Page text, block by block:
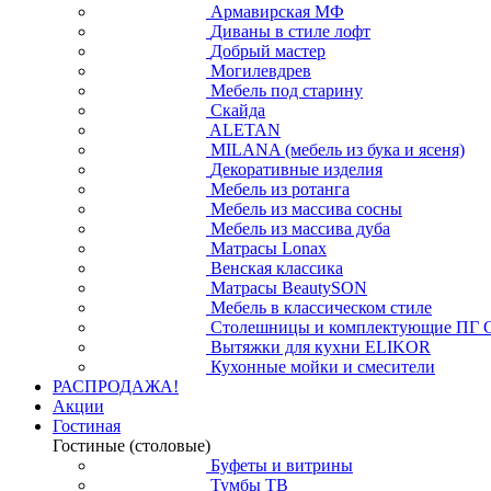
Армавирская МФ
Диваны в стиле лофт
Добрый мастер
Могилевдрев
Мебель под старину
Скайда
ALETAN
MILANA (мебель из бука и ясеня)
Декоративные изделия
Мебель из ротанга
Мебель из массива сосны
Мебель из массива дуба
Матрасы Lonax
Венская классика
Матрасы BeautySON
Мебель в классическом стиле
Столешницы и комплектующие ПГ
Вытяжки для кухни ELIKOR
Кухонные мойки и смесители
РАСПРОДАЖА!
Акции
Гостиная
Гостиные (столовые)
Буфеты и витрины
Тумбы ТВ